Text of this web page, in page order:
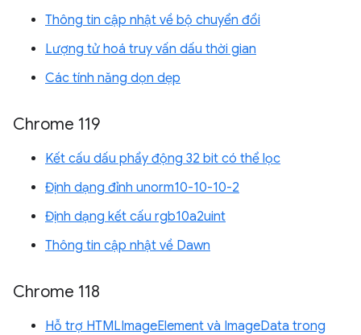
Thông tin cập nhật về bộ chuyển đổi
Lượng tử hoá truy vấn dấu thời gian
Các tính năng dọn dẹp
Chrome 119
Kết cấu dấu phẩy động 32 bit có thể lọc
Định dạng đỉnh unorm10-10-10-2
Định dạng kết cấu rgb10a2uint
Thông tin cập nhật về Dawn
Chrome 118
Hỗ trợ HTMLImageElement và ImageData trong